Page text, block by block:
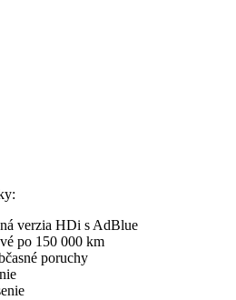
verzia HDi s AdBlue
po 150 000 km
poruchy